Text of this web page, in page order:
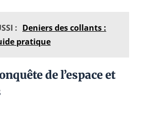
: Deniers des collants :
pratique
de l’espace et